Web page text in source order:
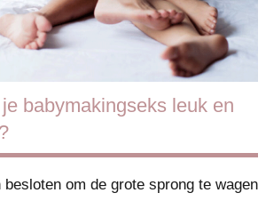
babymakingseks leuk en
besloten om de grote sprong te wagen